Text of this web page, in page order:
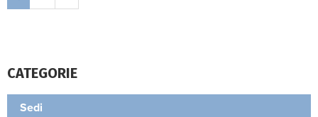
CATEGORIE
Sedi